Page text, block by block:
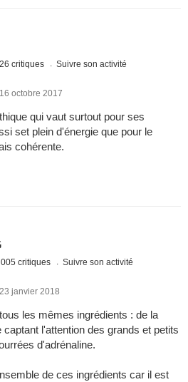
critiques Suivre son activité
octobre 2017
qui vaut surtout pour ses
set plein d'énergie que pour le
cohérente.
005 critiques Suivre son activité
janvier 2018
les mêmes ingrédients : de la
captant l'attention des grands et petits
d'adrénaline.
de ces ingrédients car il est